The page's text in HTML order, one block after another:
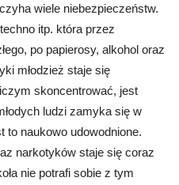
wiele niebezpieczeństw.
itp. która przez
po papierosy, alkohol oraz
młodzież staje się
skoncentrować, jest
ludzi zamyka się w
to naukowo udowodnione.
narkotyków staje się coraz
nie potrafi sobie z tym